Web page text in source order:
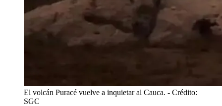
El volcán Puracé vuelve a inquietar al Cauca. - Crédito:
SGC